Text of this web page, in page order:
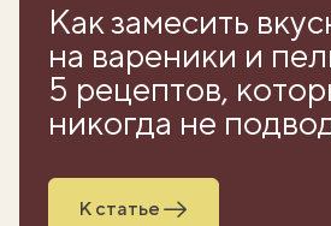
Как замесить
на вареники и
5 рецептов,
никогда не
К статье